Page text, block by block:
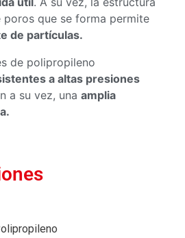
que se forma permite
de partículas.
de polipropileno
a altas presiones
a su vez, una amplia